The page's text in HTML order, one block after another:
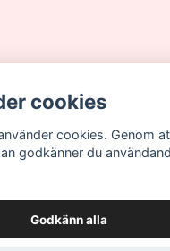
cookies
cookies. Genom
godkänner du
Godkänn alla